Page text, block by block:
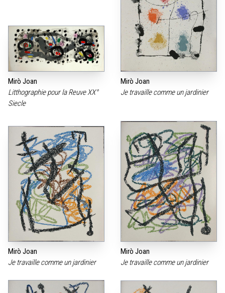
Mirò Joan
Litthographie pour la Reuve XX°
Siecle
Mirò Joan
Je travaille comme un jardinier
Mirò Joan
Je travaille comme un jardinier
Mirò Joan
Je travaille comme un jardinier